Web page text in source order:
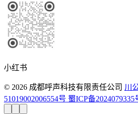
小红书
© 2026 成都呼声科技有限责任公司 川
51019002006554号 蜀ICP备2024079335